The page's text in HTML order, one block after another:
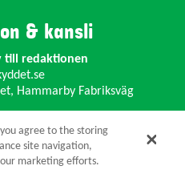
& kansli
till redaktionen
Hammarby Fabriksväg
info@djurskyddet.se
you agree to the storing
site navigation,
marketing efforts.